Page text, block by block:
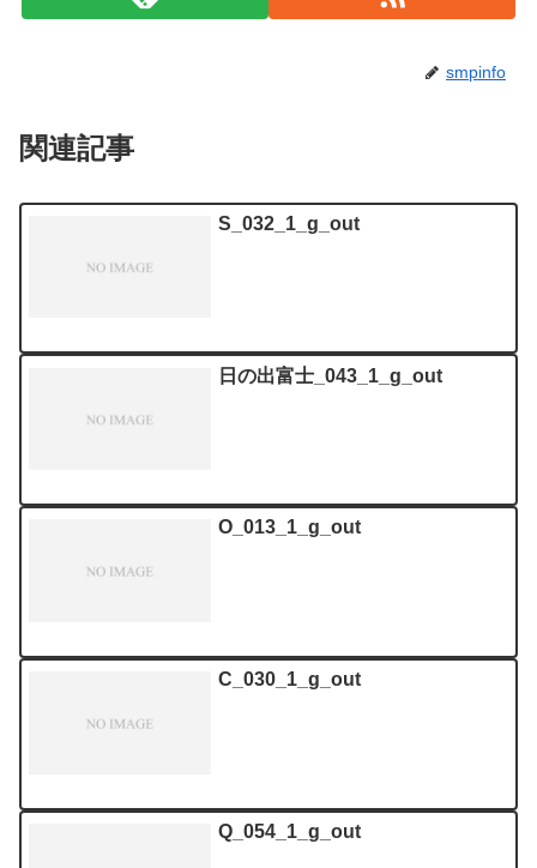
smpinfo
関連記事
S_032_1_g_out
日の出富士_043_1_g_out
O_013_1_g_out
C_030_1_g_out
Q_054_1_g_out